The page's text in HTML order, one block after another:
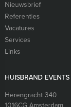
Nieuwsbrief
Referenties
Vacatures
Services
Links
HUISBRAND EVENTS
Herengracht 340